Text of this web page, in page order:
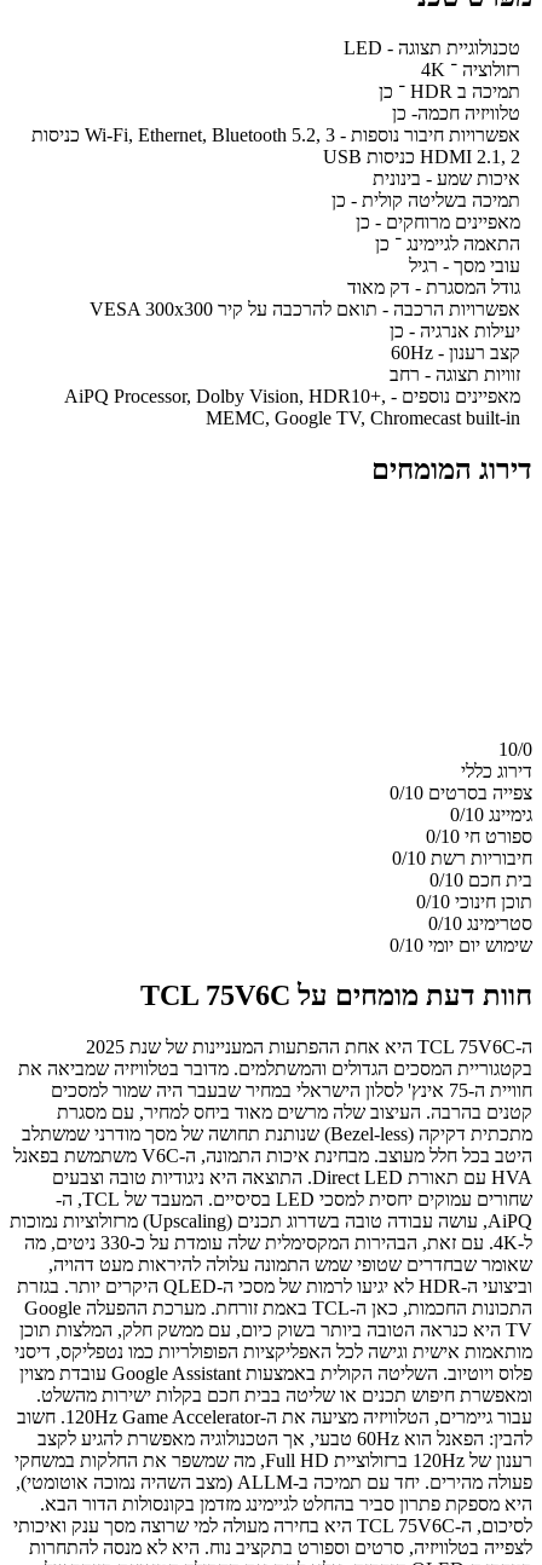
טכנולוגיית תצוגה - LED
רזולוציה ־ 4K
תמיכה ב HDR ־ כן
טלוויזיה חכמה- כן
אפשרויות חיבור נוספות - Wi-Fi, Ethernet, Bluetooth 5.2, 3 כניסות
HDMI 2.1, 2 כניסות USB
איכות שמע - בינונית
תמיכה בשליטה קולית - כן
מאפיינים מרוחקים - כן
התאמה לגיימינג ־ כן
עובי מסך - רגיל
גודל המסגרת - דק מאוד
אפשרויות הרכבה - תואם להרכבה על קיר VESA 300x300
יעילות אנרגיה - כן
קצב רענון - 60Hz
זוויות תצוגה - רחב
מאפיינים נוספים - AiPQ Processor, Dolby Vision, HDR10+,
MEMC, Google TV, Chromecast built-in
דירוג המומחים
10/0
דירוג כללי
צפייה בסרטים 0/10
גימיינג 0/10
ספורט חי 0/10
חיבוריות רשת 0/10
בית חכם 0/10
תוכן חינוכי 0/10
סטרימינג 0/10
שימוש יום יומי 0/10
חוות דעת מומחים על TCL 75V6C
ה-TCL 75V6C היא אחת ההפתעות המעניינות של שנת 2025
בקטגוריית המסכים הגדולים והמשתלמים. מדובר בטלוויזיה שמביאה את
חוויית ה-75 אינץ' לסלון הישראלי במחיר שבעבר היה שמור למסכים
קטנים בהרבה. העיצוב שלה מרשים מאוד ביחס למחיר, עם מסגרת
מתכתית דקיקה (Bezel-less) שנותנת תחושה של מסך מודרני שמשתלב
היטב בכל חלל מעוצב. מבחינת איכות התמונה, ה-V6C משתמשת בפאנל
HVA עם תאורת Direct LED. התוצאה היא ניגודיות טובה וצבעים
שחורים עמוקים יחסית למסכי LED בסיסיים. המעבד של TCL, ה-
AiPQ, עושה עבודה טובה בשדרוג תכנים (Upscaling) מרזולוציות נמוכות
ל-4K. עם זאת, הבהירות המקסימלית שלה עומדת על כ-330 ניטים, מה
שאומר שבחדרים שטופי שמש התמונה עלולה להיראות מעט דהויה,
וביצועי ה-HDR לא יגיעו לרמות של מסכי ה-QLED היקרים יותר. בגזרת
התכונות החכמות, כאן ה-TCL באמת זורחת. מערכת ההפעלה Google
TV היא כנראה הטובה ביותר בשוק כיום, עם ממשק חלק, המלצות תוכן
מותאמות אישית וגישה לכל האפליקציות הפופולריות כמו נטפליקס, דיסני
פלוס ויוטיוב. השליטה הקולית באמצעות Google Assistant עובדת מצוין
ומאפשרת חיפוש תכנים או שליטה בבית חכם בקלות ישירות מהשלט.
עבור גיימרים, הטלוויזיה מציעה את ה-120Hz Game Accelerator. חשוב
להבין: הפאנל הוא 60Hz טבעי, אך הטכנולוגיה מאפשרת להגיע לקצב
רענון של 120Hz ברזולוציית Full HD, מה שמשפר את החלקות במשחקי
פעולה מהירים. יחד עם תמיכה ב-ALLM (מצב השהיה נמוכה אוטומטי),
היא מספקת פתרון סביר בהחלט לגיימינג מזדמן בקונסולות הדור הבא.
לסיכום, ה-TCL 75V6C היא בחירה מעולה למי שרוצה מסך ענק ואיכותי
לצפייה בטלוויזיה, סרטים וספורט בתקציב נוח. היא לא מנסה להתחרות